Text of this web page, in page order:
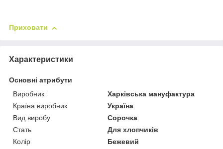
Приховати
Характеристики
Основні атрибути
Виробник
Харківська мануфактура
Країна виробник
Україна
Вид виробу
Сорочка
Стать
Для хлопчиків
Колір
Бежевий